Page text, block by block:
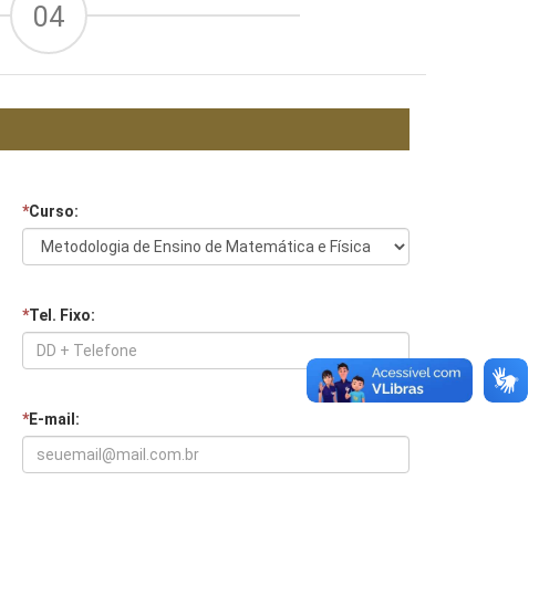
04
*Curso:
*Tel. Fixo:
*E-mail: